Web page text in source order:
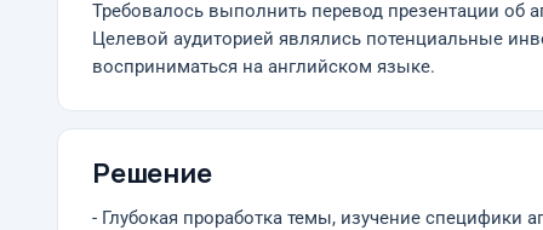
Требовалось выполнить перевод презентации об
Целевой аудиторией являлись потенциальные
восприниматься на английском языке.
Решение
- Глубокая проработка темы, изучение специфики